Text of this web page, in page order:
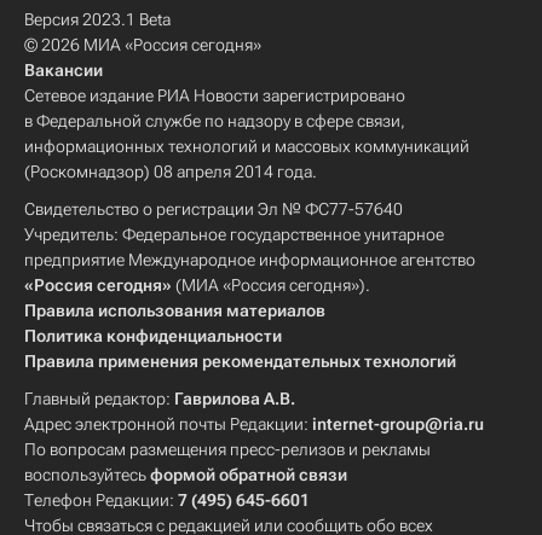
Версия 2023.1 Beta
© 2026 МИА «Россия сегодня»
Вакансии
Сетевое издание РИА Новости зарегистрировано
в Федеральной службе по надзору в сфере связи,
информационных технологий и массовых коммуникаций
(Роскомнадзор) 08 апреля 2014 года.
Свидетельство о регистрации Эл № ФС77-57640
Учредитель: Федеральное государственное унитарное
предприятие Международное информационное агентство
«Россия сегодня» (МИА «Россия сегодня»).
Правила использования материалов
Политика конфиденциальности
Правила применения рекомендательных технологий
Главный редактор: Гаврилова А.В.
Адрес электронной почты Редакции: internet-group@ria.ru
По вопросам размещения пресс-релизов и рекламы
воспользуйтесьформой обратной связи
Телефон Редакции: 7 (495) 645-6601
Чтобы связаться с редакцией или сообщить обо всех